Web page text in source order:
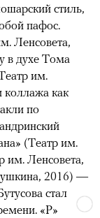
стиль,
пафос.
Ленсовета,
в духе Тома
им.
коллажа как
по
(Театр им.
им. Ленсовета,
2016) —
стал
«Р»